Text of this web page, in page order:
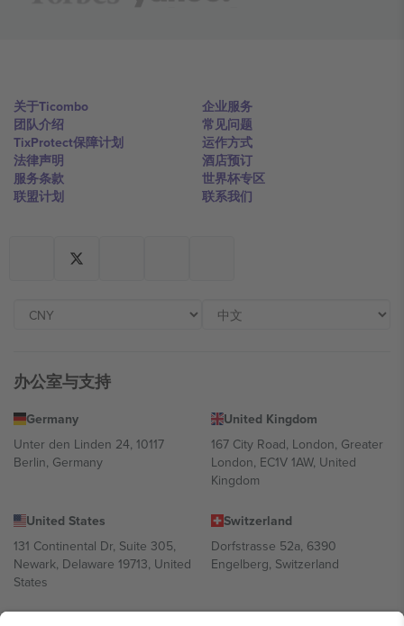
关于Ticombo
团队介绍
TixProtect保障计划
法律声明
服务条款
联盟计划
企业服务
常见问题
运作方式
酒店预订
世界杯专区
联系我们
办公室与支持
Germany
Unter den Linden 24, 10117
Berlin, Germany
United Kingdom
167 City Road, London, Greater
London, EC1V 1AW, United
Kingdom
United States
131 Continental Dr, Suite 305,
Newark, Delaware 19713, United
States
Switzerland
Dorfstrasse 52a, 6390
Engelberg, Switzerland